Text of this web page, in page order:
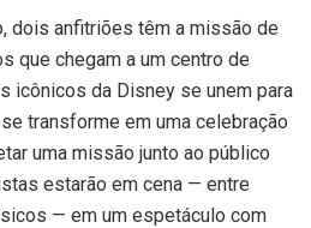
dois anfitriões têm a missão de
que chegam a um centro de
icônicos da Disney se unem para
transforme em uma celebração
uma missão junto ao público
estarão em cena — entre
— em um espetáculo com